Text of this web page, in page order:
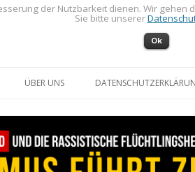
ÜBER UNS
der Nutzbarkeit dienen. Wir
Sie bitte unserer
Ok